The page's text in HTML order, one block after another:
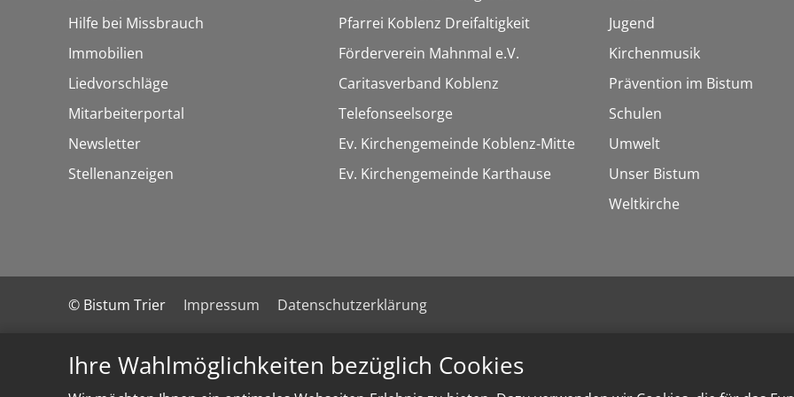
Ihre Wahlmöglichkeiten bezüglich Cookies
Hilfe bei Missbrauch
Immobilien
Liedvorschläge
Mitarbeiterportal
Newsletter
Stellenanzeigen
Pfarrei Koblenz Dreifaltigkeit
Förderverein Mahnmal e.V.
Caritasverband Koblenz
Telefonseelsorge
Ev. Kirchengemeinde Koblenz-Mitte
Ev. Kirchengemeinde Karthause
Jugend
Kirchenmusik
Prävention im Bistum
Schulen
Umwelt
Unser Bistum
Weltkirche
© Bistum Trier Impressum Datenschutzerklärung